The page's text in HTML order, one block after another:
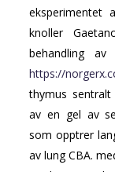
eksperimentet
knoller
behandling av
https://
thymus
av en gel av
som opptrer
av lung CBA.